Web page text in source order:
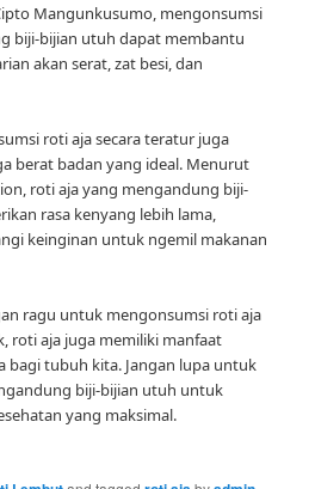
Mangunkusumo, mengonsumsi
biji-bijian utuh dapat membantu
akan serat, zat besi, dan
roti aja secara teratur juga
berat badan yang ideal. Menurut
roti aja yang mengandung biji-
rasa kenyang lebih lama,
keinginan untuk ngemil makanan
ragu untuk mengonsumsi roti aja
roti aja juga memiliki manfaat
bagi tubuh kita. Jangan lupa untuk
biji-bijian utuh untuk
yang maksimal.